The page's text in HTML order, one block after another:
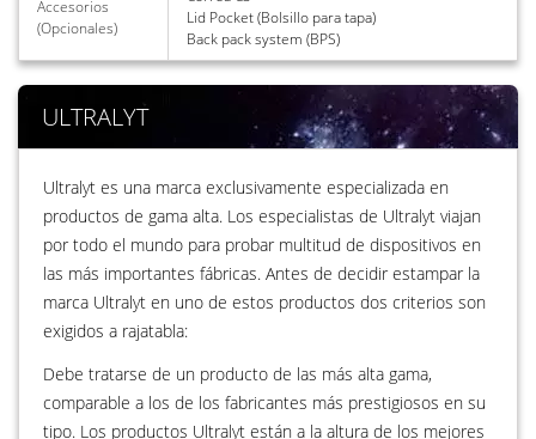
Accesorios
(Opcionales)
Lid Pocket (Bolsillo para tapa)
Back pack system (BPS)
ULTRALYT
Ultralyt es una marca exclusivamente especializada en
productos de gama alta. Los especialistas de Ultralyt viajan
por todo el mundo para probar multitud de dispositivos en
las más importantes fábricas. Antes de decidir estampar la
marca Ultralyt en uno de estos productos dos criterios son
exigidos a rajatabla:
Debe tratarse de un producto de las más alta gama,
comparable a los de los fabricantes más prestigiosos en su
tipo. Los productos Ultralyt están a la altura de los mejores